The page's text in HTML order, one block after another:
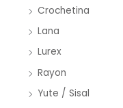
Crochetina
Lana
Lurex
Rayon
Yute / Sisal